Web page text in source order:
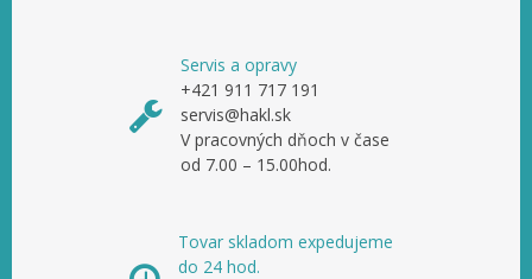
Servis a opravy
+421 911 717 191
servis@hakl.sk
V pracovných dňoch v čase
od 7.00 – 15.00hod.
Tovar skladom expedujeme
do 24 hod.